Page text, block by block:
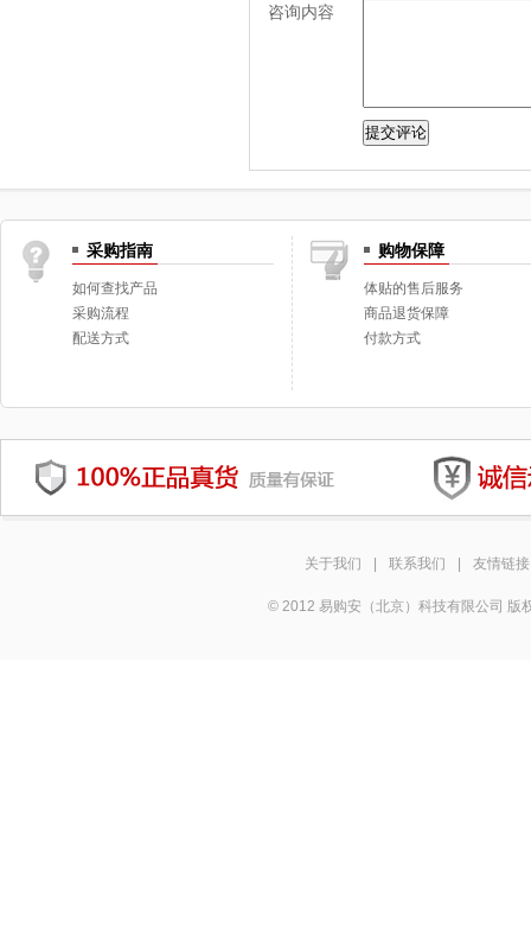
咨询内容
采购指南
如何查找产品
采购流程
配送方式
购物保障
体贴的售后服务
商品退货保障
付款方式
关于我们 联系我们 友情链接
© 2012 易购安（北京）科技有限公司 版